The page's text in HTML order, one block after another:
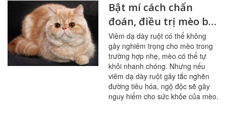
Bật mí cách chẩn
đoán, điều trị mèo bị
viêm dạ dày ruột
Viêm dạ dày ruột có thể không
gây nghiêm trọng cho mèo trong
trường hợp nhẹ, mèo có thể tự
khỏi nhanh chóng. Nhưng nếu
viêm dạ dày ruột gây tắc nghẽn
đường tiêu hóa, ngộ độc sẽ gây
nguy hiểm cho sức khỏe của mèo.